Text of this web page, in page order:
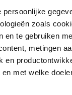
persoonlijke
zoals
en te gebruiken
metingen
en
met welke
UIT